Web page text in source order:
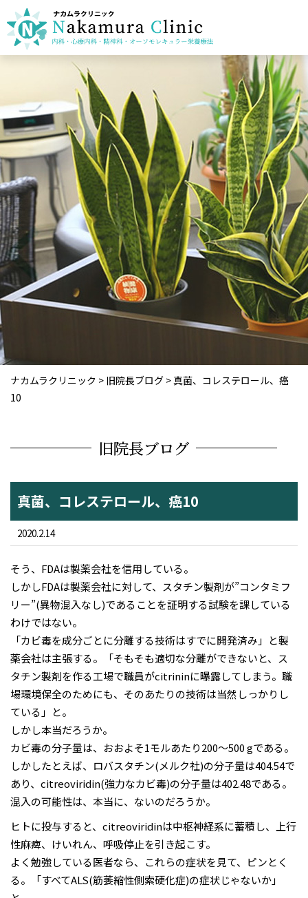
ナカムラクリニック > 旧院長ブログ >真菌、コレステロール、癌
10
旧院長ブログ
真菌、コレステロール、癌10
2020.2.14
そう、FDAは製薬会社を信用している。
しかしFDAは製薬会社に対して、スタチン製剤が”コンタミフ
リー”(異物混入なし)であることを証明する試験を課している
わけではない。
「カビ毒を成分ごとに分離する技術はすでに開発済み」と製
薬会社は主張する。「そもそも適切な分離ができないと、ス
タチン製剤を作る工場で職員がcitrininに曝露してしまう。職
場環境保全のためにも、そのあたりの技術は当然しっかりし
ている」と。
しかし本当だろうか。
カビ毒の分子量は、おおよそ1モルあたり200～500 gである。
しかしたとえば、ロバスタチン(メルク社)の分子量は404.54で
あり、citreoviridin(強力なカビ毒)の分子量は402.48である。
混入の可能性は、本当に、ないのだろうか。
ヒトに投与すると、citreoviridinは中枢神経系に蓄積し、上行
性麻痺、けいれん、呼吸停止を引き起こす。
よく勉強している医者なら、これらの症状を見て、ピンとく
る。「すべてALS(筋萎縮性側索硬化症)の症状じゃないか」